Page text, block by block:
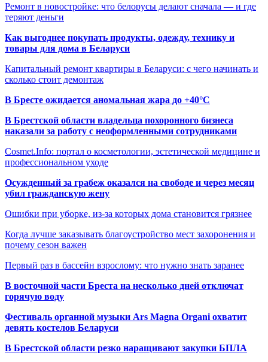
Ремонт в новостройке: что белорусы делают сначала — и где
теряют деньги
Как выгоднее покупать продукты, одежду, технику и
товары для дома в Беларуси
Капитальный ремонт квартиры в Беларуси: с чего начинать и
сколько стоит демонтаж
В Бресте ожидается аномальная жара до +40°C
В Брестской области владельца похоронного бизнеса
наказали за работу с неоформленными сотрудниками
Cosmet.Info: портал о косметологии, эстетической медицине и
профессиональном уходе
Осужденный за грабеж оказался на свободе и через месяц
убил гражданскую жену
Ошибки при уборке, из-за которых дома становится грязнее
Когда лучше заказывать благоустройство мест захоронения и
почему сезон важен
Первый раз в бассейн взрослому: что нужно знать заранее
В восточной части Бреста на несколько дней отключат
горячую воду
Фестиваль органной музыки Ars Magna Organi охватит
девять костелов Беларуси
В Брестской области резко наращивают закупки БПЛА